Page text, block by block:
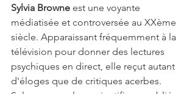
Sylvia Browne est une voyante
médiatisée et controversée au XXème
siècle. Apparaissant fréquemment à la
télévision pour donner des lectures
psychiques en direct, elle reçut autant
d'éloges que de critiques acerbes.